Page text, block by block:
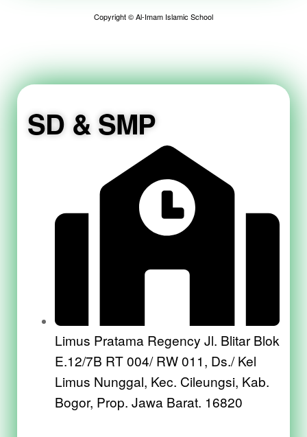
Copyright © Al-Imam Islamic School
SD & SMP
Limus Pratama Regency Jl. Blitar Blok
E.12/7B RT 004/ RW 011, Ds./ Kel
Limus Nunggal, Kec. Cileungsi, Kab.
Bogor, Prop. Jawa Barat. 16820